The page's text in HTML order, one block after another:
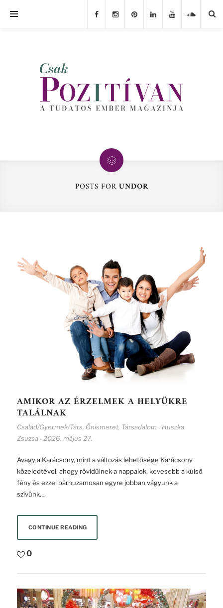
POSTS FORUNDOR
AMIKOR AZ ÉRZELMEK A HELYÜKRE
TALÁLNAK
Család/Gyermek/Társ, Önismeret, Társadalom - Huszka
Zsuzsa - 2026. május 27.
Avagy a Karácsony, mint a változás lehetősége Karácsony
közeledtével, ahogy rövidülnek a nappalok, kevesebb a külső
fény és ezzel párhuzamosan egyre jobban vágyunk a
szívünk…
CONTINUE READING
0